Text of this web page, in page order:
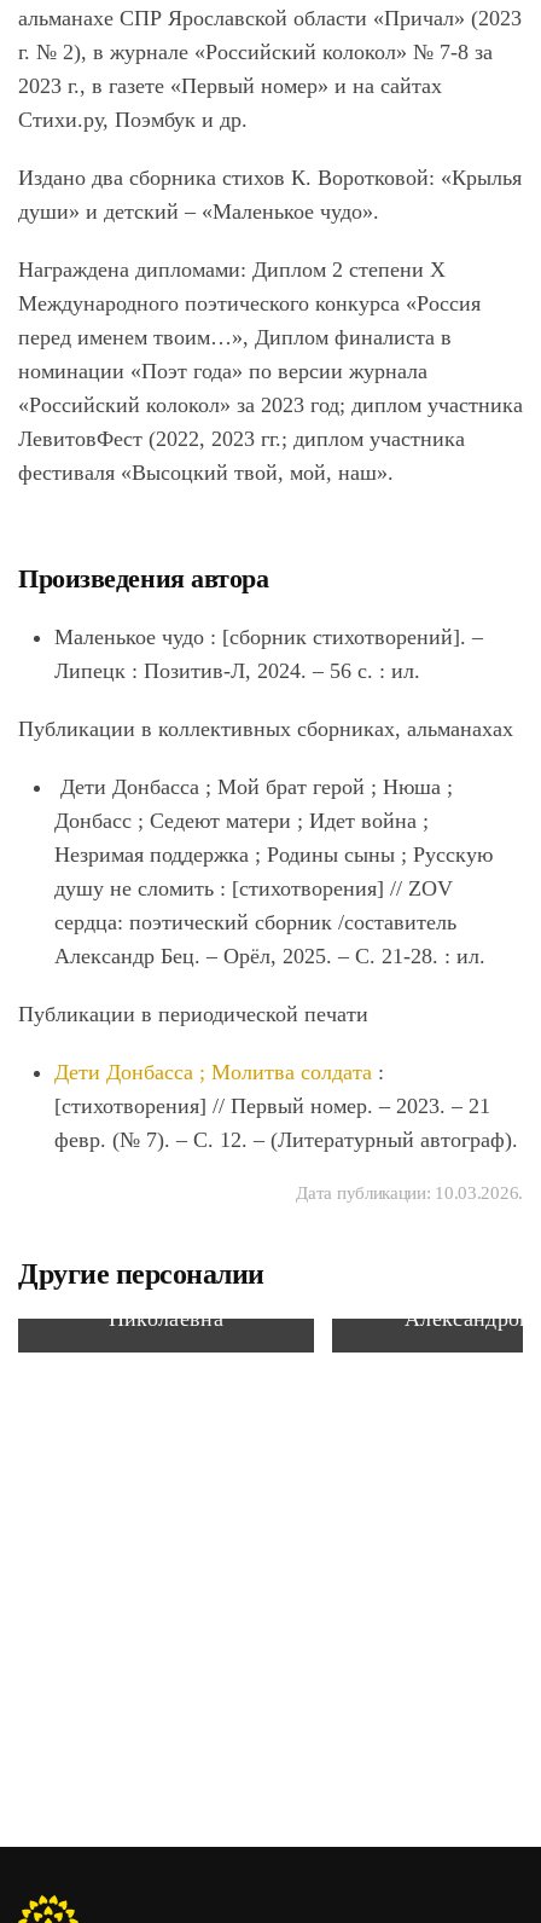
альманахе СПР Ярославской области «Причал» (2023
г. № 2), в журнале «Российский колокол» № 7-8 за
2023 г., в газете «Первый номер» и на сайтах
Стихи.ру, Поэмбук и др.
Издано два сборника стихов К. Воротковой: «Крылья
души» и детский – «Маленькое чудо».
Награждена дипломами: Диплом 2 степени Х
Международного поэтического конкурса «Россия
перед именем твоим…», Диплом финалиста в
номинации «Поэт года» по версии журнала
«Российский колокол» за 2023 год; диплом участника
ЛевитовФест (2022, 2023 гг.; диплом участника
фестиваля «Высоцкий твой, мой, наш».
Произведения автора
Маленькое чудо : [сборник стихотворений]. –
Липецк : Позитив-Л, 2024. – 56 с. : ил.
Публикации в коллективных сборниках, альманахах
Дети Донбасса ; Мой брат герой ; Нюша ;
Донбасс ; Седеют матери ; Идет война ;
Незримая поддержка ; Родины сыны ; Русскую
душу не сломить : [стихотворения] // ZOV
сердца: поэтический сборник /составитель
Александр Бец. – Орёл, 2025. – С. 21-28. : ил.
Публикации в периодической печати
Дети Донбасса ; Молитва солдата :
[стихотворения] // Первый номер. – 2023. – 21
февр. (№ 7). – С. 12. – (Литературный автограф).
Дата публикации: 10.03.2026.
Другие персоналии
Леонова Анна
Николаевна